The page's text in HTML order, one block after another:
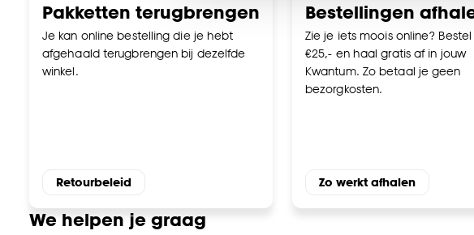
Goed om te weten is dat je deze keuze
Pakketten terugbrengen
Je kan online bestelling die je hebt
afgehaald terugbrengen bij dezelfde
winkel.
Retourbeleid
Bestellingen
Zie je iets moois online?
€25,- en haal gratis af in jouw
Kwantum. Zo betaal je geen
bezorgkosten.
Zo werkt afhalen
We helpen je graag